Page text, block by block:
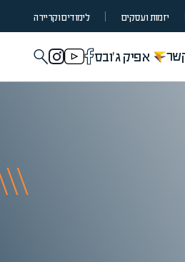
יזמות ועסקים לימודים וקריירה
אפיק ג'ובס